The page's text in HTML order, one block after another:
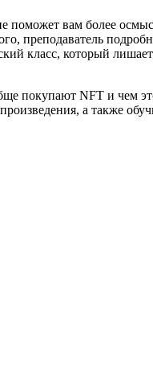
поможет вам более
преподаватель
класс, который
NFT и чем
а также